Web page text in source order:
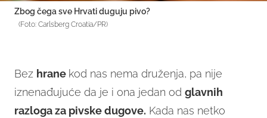
Zbog čega sve Hrvati duguju pivo?
(Foto: Carlsberg Croatia/PR)
Bez hrane kod nas nema druženja, pa nije
iznenađujuće da je i ona jedan od glavnih
razloga za pivske dugove. Kada nas netko